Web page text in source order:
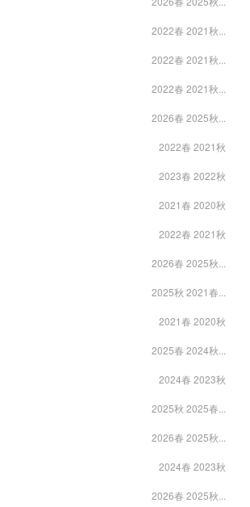
2022春 2021秋...
2022春 2021秋...
2022春 2021秋...
2026春 2025秋...
2022春 2021秋
2023春 2022秋
2021春 2020秋
2022春 2021秋
2026春 2025秋...
2025秋 2021春...
2021春 2020秋
2025春 2024秋...
2024春 2023秋
2025秋 2025春...
2026春 2025秋...
2024春 2023秋
2026春 2025秋...